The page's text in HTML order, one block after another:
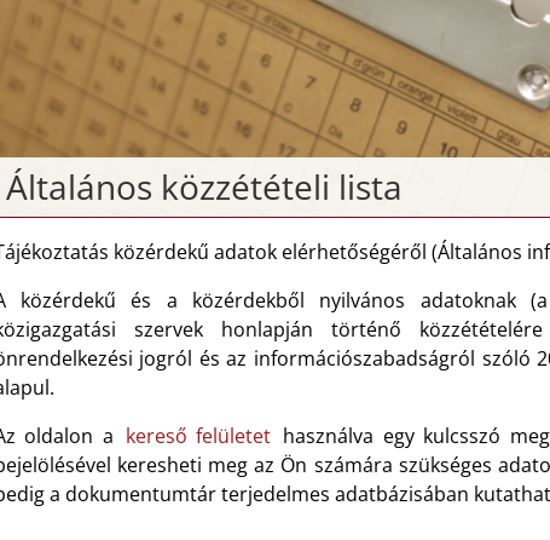
Általános közzétételi lista
közérdekű adatok elérhetőségéről (Általános
közérdekű és a közérdekből nyilvános adatoknak
szervek honlapján történő
jogról és az információszabadságról szóló
oldalon a kereső felületet használva egy kulcsszó
keresheti meg az Ön számára szükséges
a dokumentumtár terjedelmes adatbázisában